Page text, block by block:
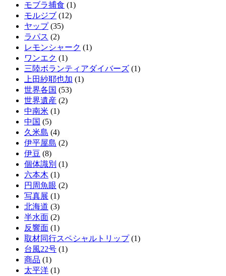
モブラ捕食 (1)
モルジブ (12)
ヤップ(35)
ラパス (2)
レモンシャーク (1)
ワンエク (1)
三陸ボランティアダイバーズ (1)
上田紗耶也加 (1)
世界各国 (53)
世界遺産 (2)
中南米 (1)
中国 (5)
久米島 (4)
伊平屋島 (2)
伊豆 (8)
個体識別 (1)
六本木 (1)
円周魚眼 (2)
写真展 (1)
北海道 (3)
半水面 (2)
反響面 (1)
取材同行スペシャルトリップ(1)
台風22号 (1)
商品 (1)
太平洋 (1)